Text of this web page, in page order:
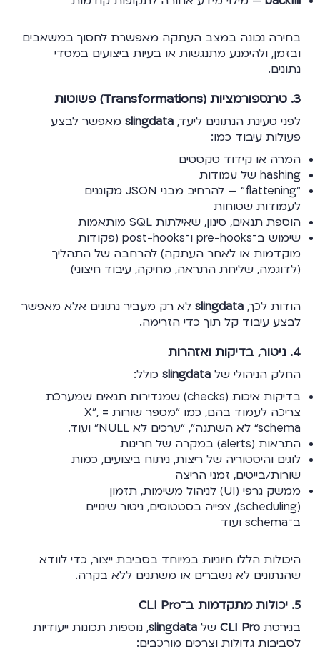
בחירה נכונה במצב העתקה מאפשרת לחסוך במשאבים
ובזמן, ולהימנע מתנגשות או בעיות ביצועים במסדי
נתונים.
3. טרנספורמציות (Transformations) פשוטות
לפני טעינת הנתונים ליעד, slingdataמאפשר לבצע
פעולות עיבוד כמו:
המרה או קידוד טקסטים
hashing של עמודות
“flattening” — להרחיב מבני JSON מקוננים
לעמודות שטוחות
הוספת תנאים, סינון, שאילתות SQL מותאמות
שימוש ב־pre-hooks ו־post-hooks (פקודות
מוקדמות או לאחר העתקה) להרחבה של התהליך
(לדוגמה, שליחת התראה, מחיקה, עיבוד חיצוני)
הודות לכך, slingdataלא רק מעביר נתונים אלא מאפשר
לבצע עיבוד קל תוך כדי הזרימה.
4. ניטור, בדיקות ואזהרות
החלק הניהולי של slingdataכולל:
בדיקות איכות (checks) שמגדירות תנאים שמערכת
צריכה לעמוד בהם, כמו “מספר שורות = X”,
“schema לא השתנה”, “ערכים לא NULL” ועוד.
התראות (alerts) במקרה של חריגות
לוגים והיסטוריה של ריצות, ניתוח ביצועים, כמות
שורות/בייטים, זמני הריצה
ממשק גרפי (UI) לניהול משימות, תזמון
(scheduling), צפייה בסטטוסים, ניטור שינויים
ב־schema ועוד
היכולות הללו חיוניות במיוחד בסביבת ייצור, כדי לוודא
שהנתונים לא נשברים או משתנים ללא בקרה.
5. יכולות מתקדמות ב־CLI Pro
בגירסת CLI Proשל slingdata, נוספות תכונות ייעודיות
לסביבות גדולות וצרכים מורכבים: